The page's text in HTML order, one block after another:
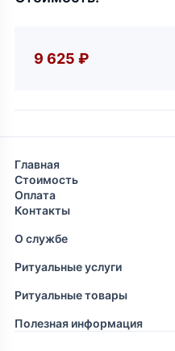
9 625 ₽
Главная
Стоимость
Оплата
Контакты
О службе
Ритуальные услуги
Ритуальные товары
Полезная информация